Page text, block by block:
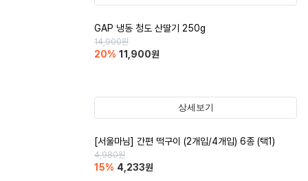
GAP 냉동 청도 산딸기 250g
14,900원
20% 11,900원
상세보기
[서울마님] 간편 떡구이 (2개입/4개입) 6종 (택1)
4,980원
15% 4,233원